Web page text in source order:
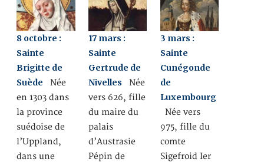
8 octobre :
Sainte
Brigitte de
Suède Née
en 1303 dans
la province
suédoise de
l’Uppland,
dans une
17 mars :
Sainte
Gertrude de
Nivelles Née
vers 626, fille
du maire du
palais
d’Austrasie
Pépin de
3 mars :
Sainte
Cunégonde
de
Luxembourg
Née vers
975, fille du
comte
Sigefroid Ier